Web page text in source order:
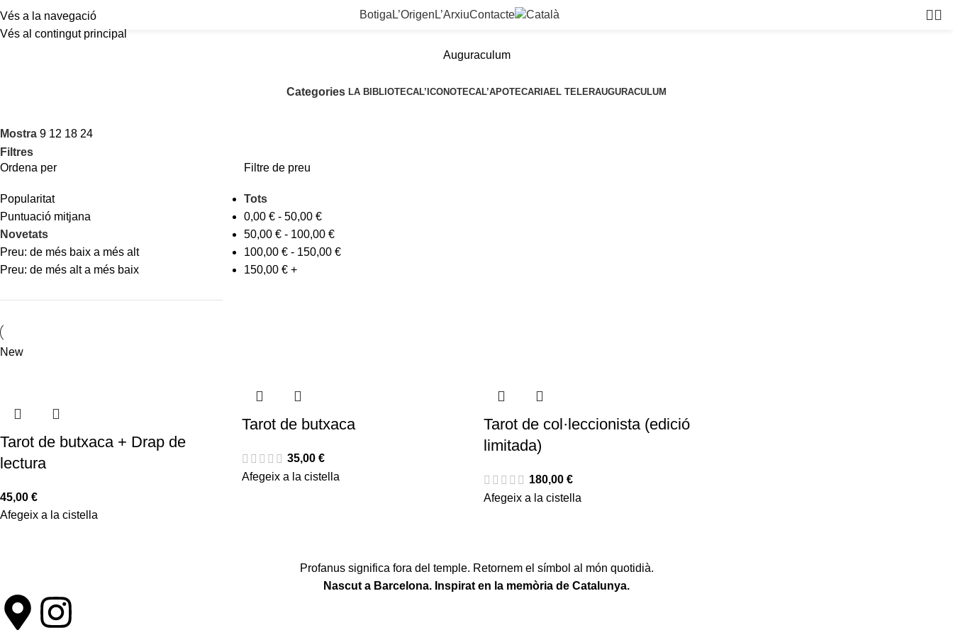
Vés a la navegació
Vés al contingut principal
Botiga L’Origen L’ArxiuContacte
Auguraculum
Categories LA BIBLIOTECAL’ICONOTECAL’APOTECARIAEL TELERAUGURACULUM
Mostra 9 12 18 24
Filtres
Ordena per
Popularitat
Puntuació mitjana
Novetats
Preu: de més baix a més alt
Preu: de més alt a més baix
Filtre de preu
Tots
0,00 €- 50,00 €
50,00 €- 100,00 €
100,00 €- 150,00 €
150,00 €+
New
Tarot de butxaca + Drap de
lectura
45,00 €
Afegeix a la cistella
Tarot de butxaca
35,00 €
Afegeix a la cistella
Tarot de col·leccionista (edició
limitada)
180,00 €
Afegeix a la cistella
Profanus significa fora del temple. Retornem el símbol al món quotidià.
Nascut a Barcelona. Inspirat en la memòria de Catalunya.